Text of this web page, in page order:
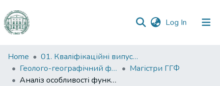
Log In (current)
Communities
&
Collections
Home
01. Кваліфікаційні випускні роботи здобувачів вищої освіти
Геолого-географічний факультет
Магістри ГГФ
Аналіз особливості функціонування індустрії ігор у європейських країнах в контексті використання їх досвіду для регуляції грального бізнесу в Україні